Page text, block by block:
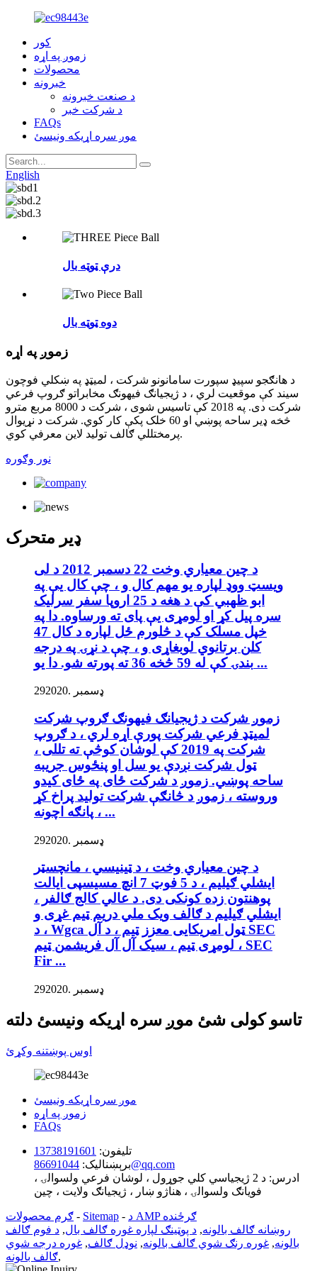
کور
زموږ په اړه
محصولات
خبرونه
د صنعت خبرونه
د شرکت خبر
FAQs
موږ سره اړیکه ونیسئ
English
درې ټوټه بال
دوه ټوټه بال
زموږ په اړه
د هانګجو سپیډ سپورت سامانونو شرکت ، لمیټډ په ښکلي فوچون
سیند کې موقعیت لري ، د ژیجیانګ فیهونګ مخابراتو ګروپ فرعي
شرکت دی. په 2018 کې تاسیس شوی ، شرکت د 8000 مربع مترو
څخه ډیر ساحه پوښي او 60 خلک پکې کار کوي. شرکت د نړیوال
پرمختللي ګالف تولید لاین معرفي کوي.
نور وګوره
ډیر متحرک
د چین معیاري وخت 22 دسمبر 2012 د لی
ویسټ ووډ لپاره یو مهم کال و ، چې کال یې په
ابو ظهبي کې د هغه د 25 اروپا سفر سرلیک
سره پیل کړ او لومړی یې پای ته ورساوه. دا په
خپل مسلک کې د څلورم ځل لپاره د کال 47
کلن برتانوي لوبغاړی و ، چې د نړۍ په درجه
بندۍ کې له 59 څخه 36 ته پورته شو. دا یو ...
29 ډسمبر .2020
زموږ شرکت د ژیجیانګ فیهونګ ګروپ شرکت
لمیټډ فرعي شرکت پورې اړه لري ، د ګروپ
شرکت په 2019 کې لوشان کوڅې ته تللی ،
ټول شرکت نږدې یو سل او پنځوس جریبه
ساحه پوښي. زموږ د شرکت ځای په ځای کیدو
وروسته ، زموږ د څانګې شرکت تولید پراخ کړ
، پانګه اچونه ...
29 ډسمبر .2020
د چین معیاري وخت ، د ټینیسي ، مانچسټر
ایشلي ګیلیم ، د 5 فوټ 7 انچ مسیسپی ایالت
پوهنتون زده کونکی دی. د عالي کالج ګالفر ،
ایشلي ګیلیم د ګالف ویک ملي دریم ټیم غړی و
، د Wgca ټول امریکایی معزز ټیم ، د آل SEC
لومړی ټیم ، سیک آل آل فریشمن ټیم ، SEC
Fir ...
29 ډسمبر .2020
تاسو کولی شئ موږ سره اړیکه ونیسئ دلته
اوس پوښتنه وکړئ
موږ سره اړیکه ونیسئ
زموږ په اړه
FAQs
تلیفون: 13738191601
برېښناليک:86691044@qq.com
ادرس:
د 2 ژیجیاسي کلي جوړول ، لوشان فرعي ولسوالۍ ،
فویانګ ولسوالۍ ، هناژو ښار ، ژیجیانګ ولایت ، چین
ګرم محصولات - Sitemap -
د AMP ګرځنده
روښانه ګالف بالونه, د پوټینګ لپاره غوره ګالف بال, د فوم ګالف
بالونه, غوره رنګ شوي ګالف بالونه, نوډل ګالف, غوره درجه شوي
ګالف بالونه,